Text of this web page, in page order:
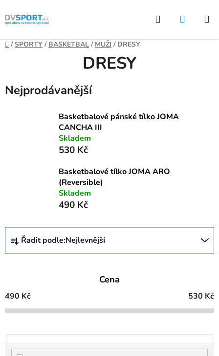
Přejít
na
Hledat
Domů
/ SPORTY / BASKETBAL / MUŽI / DRESY
DRESY
Nejprodávanější
Basketbalové pánské tílko JOMA
CANCHA III
Skladem
530 Kč
Basketbalové tílko JOMA ARO
(Reversible)
Skladem
490 Kč
Ř
z
í
p
o
d
Řadit podle:Nejlevnější
Cena
490 Kč 530 Kč